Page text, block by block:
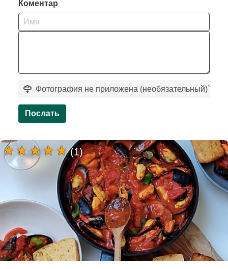
Коментар
Фотография не приложена (необязательный)`
Послать
(1)